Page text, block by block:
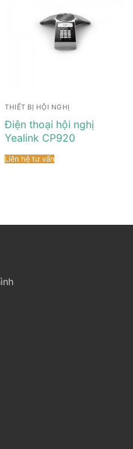
THIẾT BỊ HỘI NGHỊ
Điện thoại hội nghị
Yealink CP920
Liên hệ tư vấn